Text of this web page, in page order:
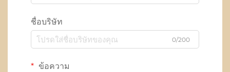
ชื่อบริษัท
0/200
ข้อความ